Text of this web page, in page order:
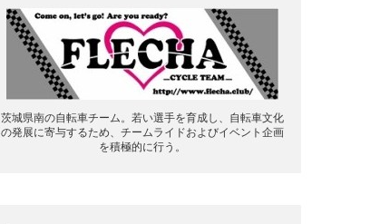
茨城県南の自転車チーム。若い選手を育成し、自転車文化
の発展に寄与するため、チームライドおよびイベント企画
を積極的に行う。